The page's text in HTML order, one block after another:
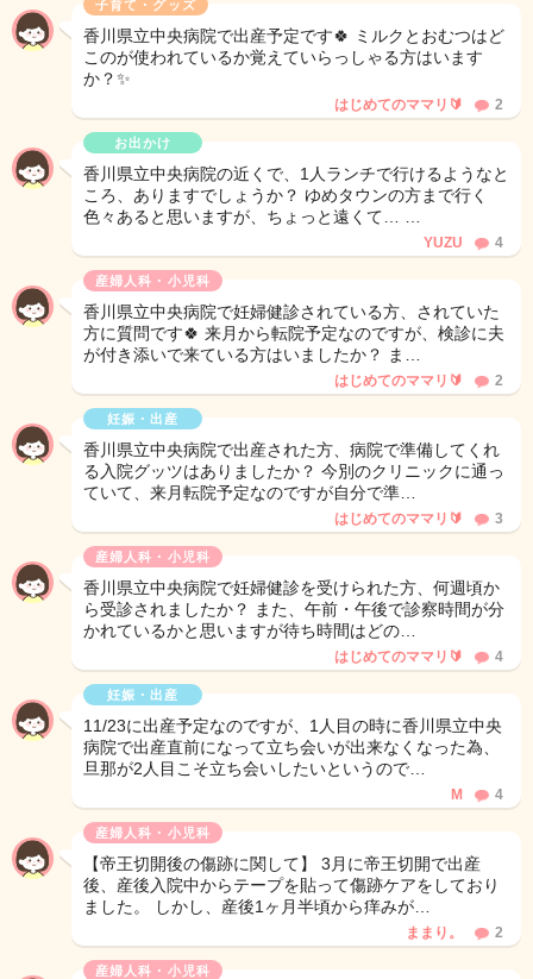
子育て・グッズ
香川県立中央病院で出産予定です🍀 ミルクとおむつはど
このが使われているか覚えていらっしゃる方はいます
か？✨
はじめてのママリ🔰 2
お出かけ
香川県立中央病院の近くで、1人ランチで行けるようなと
ころ、ありますでしょうか？ ゆめタウンの方まで行く
色々あると思いますが、ちょっと遠くて… …
YUZU 4
産婦人科・小児科
香川県立中央病院で妊婦健診されている方、されていた
方に質問です🍀 来月から転院予定なのですが、検診に夫
が付き添いで来ている方はいましたか？ ま…
はじめてのママリ🔰 2
妊娠・出産
香川県立中央病院で出産された方、病院で準備してくれ
る入院グッツはありましたか？ 今別のクリニックに通っ
ていて、来月転院予定なのですが自分で準…
はじめてのママリ🔰 3
産婦人科・小児科
香川県立中央病院で妊婦健診を受けられた方、何週頃か
ら受診されましたか？ また、午前・午後で診察時間が分
かれているかと思いますが待ち時間はどの…
はじめてのママリ🔰 4
妊娠・出産
11/23に出産予定なのですが、1人目の時に香川県立中央
病院で出産直前になって立ち会いが出来なくなった為、
旦那が2人目こそ立ち会いしたいというので…
M 4
産婦人科・小児科
【帝王切開後の傷跡に関して】 3月に帝王切開で出産
後、産後入院中からテープを貼って傷跡ケアをしており
ました。 しかし、産後1ヶ月半頃から痒みが…
ままり。 2
産婦人科・小児科